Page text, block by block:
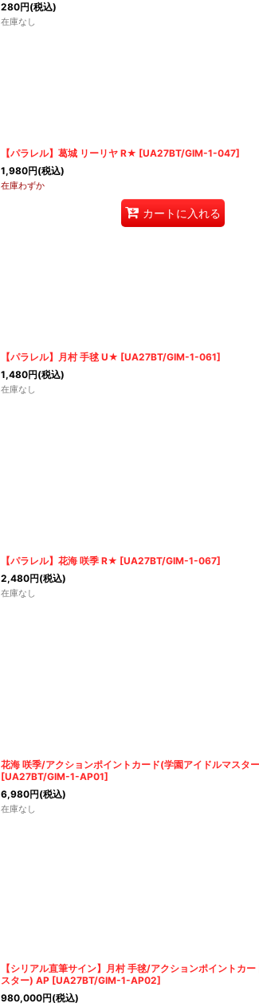
280円(税込)
在庫なし
【パラレル】葛城 リーリヤ R★ [UA27BT/GIM-1-047]
1,980円(税込)
在庫わずか
カートに入れる
【パラレル】月村 手毬 U★ [UA27BT/GIM-1-061]
1,480円(税込)
在庫なし
【パラレル】花海 咲季 R★ [UA27BT/GIM-1-067]
2,480円(税込)
在庫なし
花海 咲季/アクションポイントカード(学園アイドルマスタ
[UA27BT/GIM-1-AP01]
6,980円(税込)
在庫なし
【シリアル直筆サイン】月村 手毬/アクションポイントカ
スター) AP [UA27BT/GIM-1-AP02]
980,000円(税込)